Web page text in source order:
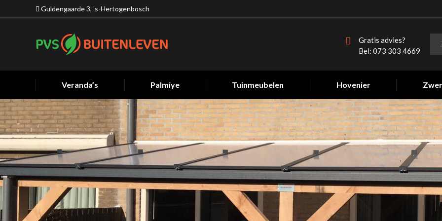
Guldengaarde 3, 's-Hertogenbosch
Gratis advies?
Bel: 073 303 4669
Veranda’s Palmiye Tuinmeubelen Hovenier